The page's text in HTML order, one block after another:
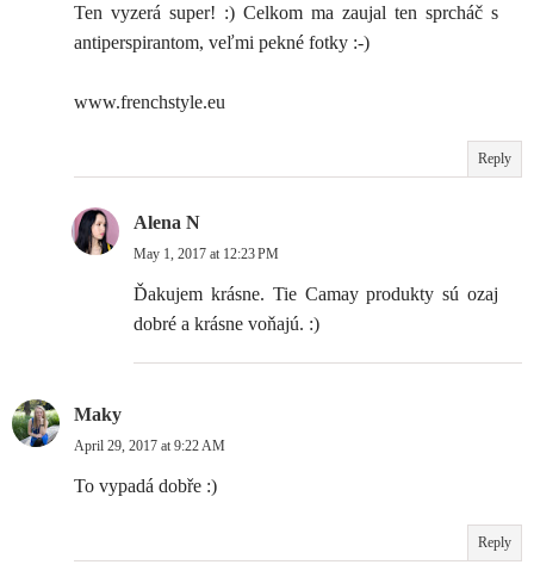
Ten vyzerá super! :) Celkom ma zaujal ten sprcháč s
antiperspirantom, veľmi pekné fotky :-)
www.frenchstyle.eu
Reply
Alena N
May 1, 2017 at 12:23 PM
Ďakujem krásne. Tie Camay produkty sú ozaj
dobré a krásne voňajú. :)
Maky
April 29, 2017 at 9:22 AM
To vypadá dobře :)
Reply